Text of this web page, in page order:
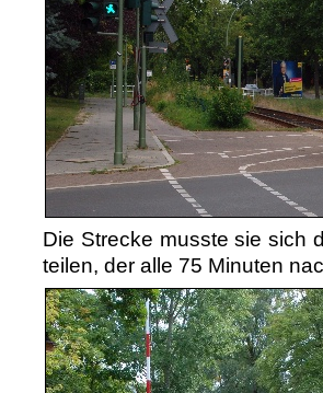
Die Strecke musste sie sich
teilen, der alle 75 Minu­ten